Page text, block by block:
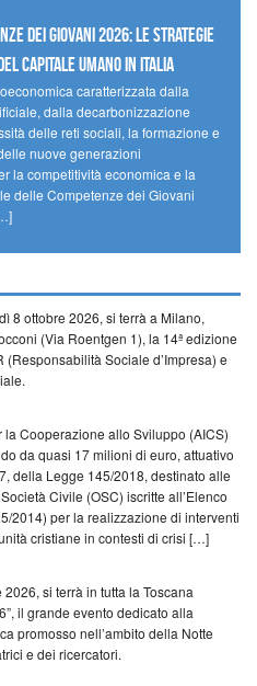
DEI GIOVANI 2026: LE STRATEGIE
CAPITALE UMANO IN ITALIA
caratterizzata dalla
dalla decarbonizzazione
delle reti sociali, la formazione e
nuove generazioni
la competitività economica e la
delle Competenze dei Giovani
8 ottobre 2026, si terrà a Milano,
(Via Roentgen 1), la 14ª edizione
Sociale d’Impresa) e
la Cooperazione allo Sviluppo (AICS)
da quasi 17 milioni di euro, attuativo
della Legge 145/2018, destinato alle
Civile (OSC) iscritte all’Elenco
2014) per la realizzazione di interventi
cristiane in contesti di crisi […]
si terrà in tutta la Toscana
il grande evento dedicato alla
promosso nell’ambito della Notte
e dei ricercatori.